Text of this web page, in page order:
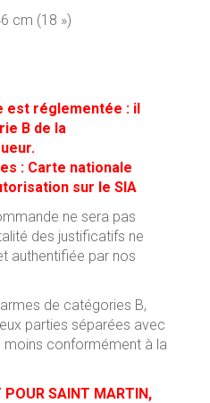
cm (18 »)
est réglementée : il
B de la
: Carte nationale
sur le SIA
ne sera pas
des justificatifs ne
authentifiée par nos
de catégories B,
parties séparées avec
moins conformément à la
SAINT MARTIN,